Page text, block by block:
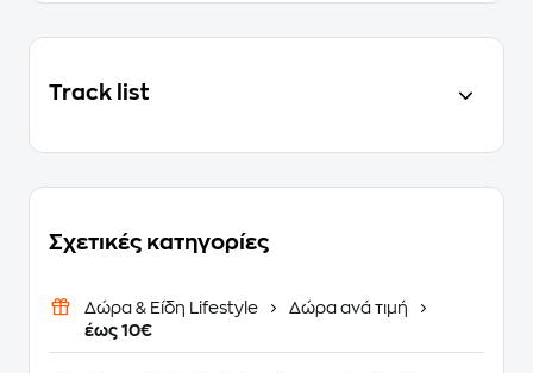
Track list
Σχετικές κατηγορίες
Δώρα & Είδη Lifestyle
Δώρα ανά τιμή
έως 10€